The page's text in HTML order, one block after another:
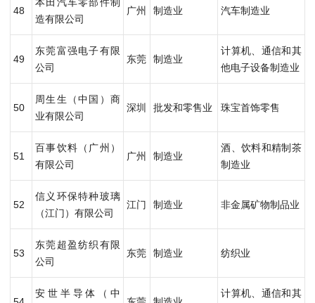
48
造有限公司
广州 制造业 汽车制造业
49
东莞富强电子有限
公司
东莞 制造业
计算机、通信和其
他电子设备制造业
50
周生生（中国）商
业有限公司
深圳 批发和零售业 珠宝首饰零售
51
百事饮料（广州）
有限公司
广州 制造业
酒、饮料和精制茶
制造业
52
信义环保特种玻璃
（江门）有限公司
江门 制造业 非金属矿物制品业
53
东莞超盈纺织有限
公司
东莞 制造业 纺织业
安世半导体（中
计算机、通信和其